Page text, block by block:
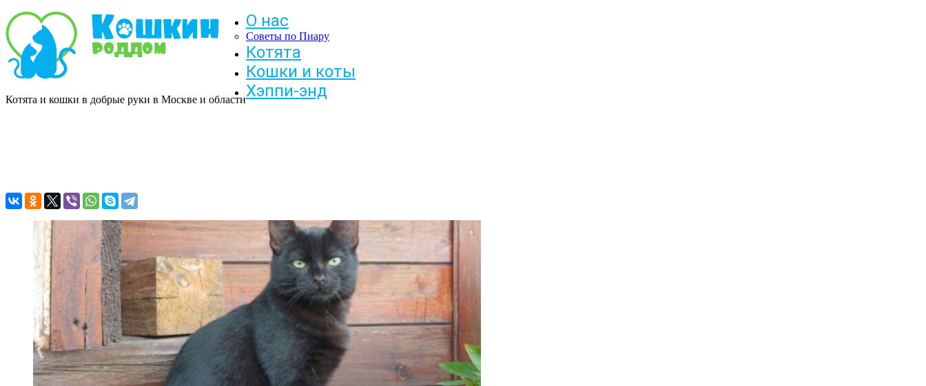
Котята и кошки в добрые руки в Москве и области
О нас
Советы по Пиару
Котята
Кошки и коты
Хэппи-энд